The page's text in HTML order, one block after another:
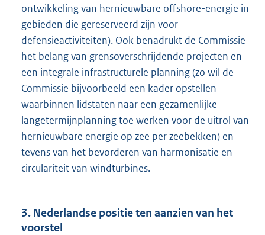
ontwikkeling van hernieuwbare offshore-energie in
gebieden die gereserveerd zijn voor
defensieactiviteiten). Ook benadrukt de Commissie
het belang van grensoverschrijdende projecten en
een integrale infrastructurele planning (zo wil de
Commissie bijvoorbeeld een kader opstellen
waarbinnen lidstaten naar een gezamenlijke
langetermijnplanning toe werken voor de uitrol van
hernieuwbare energie op zee per zeebekken) en
tevens van het bevorderen van harmonisatie en
circulariteit van windturbines.
3. Nederlandse positie ten aanzien van het
voorstel